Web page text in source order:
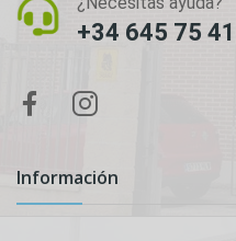
+34 645 75
Información